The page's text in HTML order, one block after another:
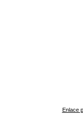
Enlace